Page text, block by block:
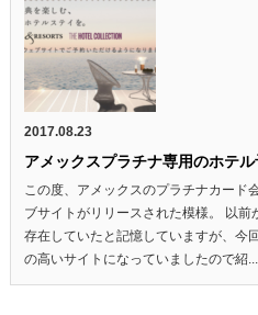
2017.08.23
アメックスプラチナ専用のホテ
この度、アメックスのプラチナカード
ブサイトがリリースされた模様。 以
存在していたと記憶していますが、今
の高いサイトになっていましたので紹...